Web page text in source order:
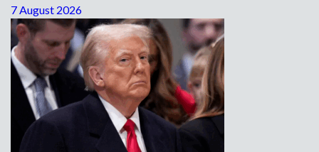
7 August 2026